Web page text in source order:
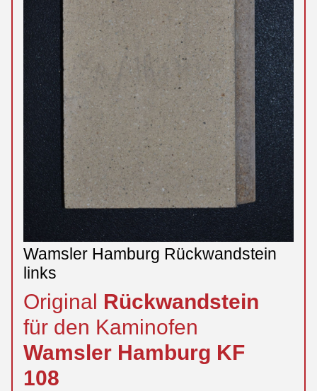
Wamsler Hamburg Rückwandstein
links
Original Rückwandstein
für den Kaminofen
Wamsler Hamburg KF
108